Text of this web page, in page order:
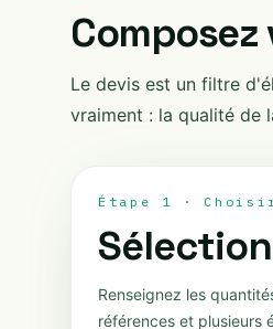
Le devis est un filtre
vraiment : la qualité de
Étape 1 ·
Renseignez les
références et plusieurs